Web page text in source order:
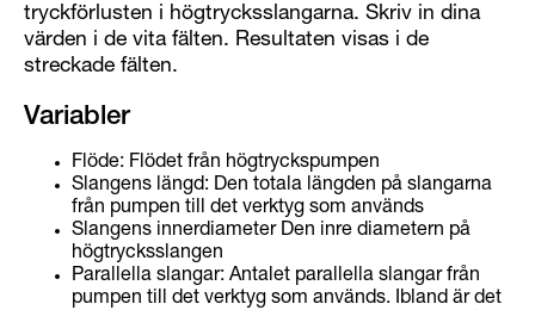
tryckförlusten i högtrycksslangarna. Skriv in dina
värden i de vita fälten. Resultaten visas i de
streckade fälten.
Variabler
Flöde: Flödet från högtryckspumpen
Slangens längd: Den totala längden på slangarna
från pumpen till det verktyg som används
Slangens innerdiameter Den inre diametern på
högtrycksslangen
Parallella slangar: Antalet parallella slangar från
pumpen till det verktyg som används. Ibland är det